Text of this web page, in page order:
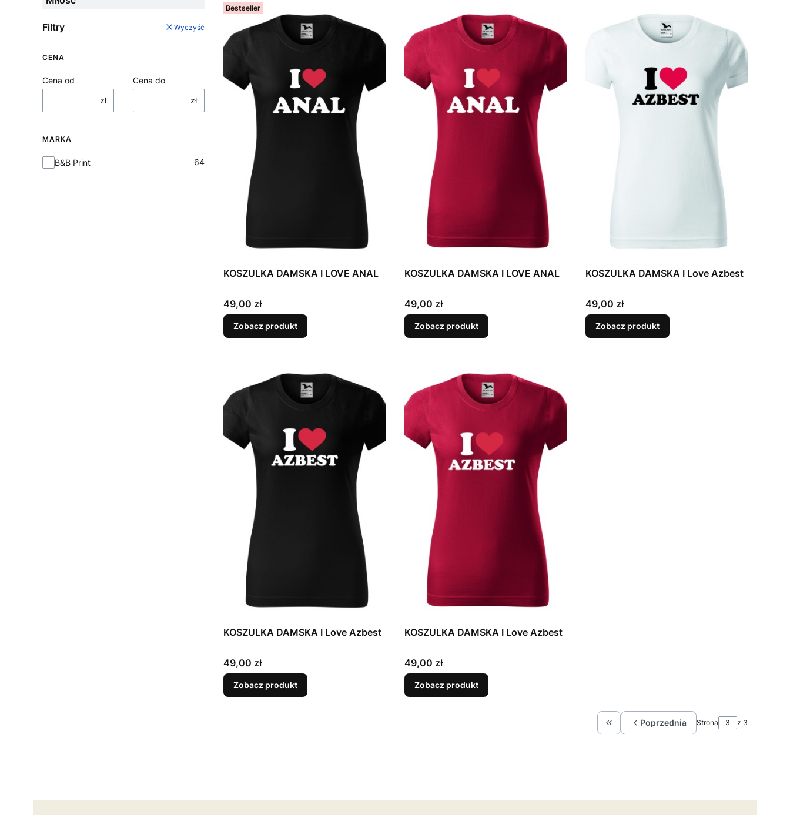
Filtry Wyczyść
CENA
Cena od
zł
Cena do
zł
MARKA
Marka
B&B Print 64
Bestseller
KOSZULKA DAMSKA I LOVE ANAL
Cena
49,00 zł
Zobacz produkt
KOSZULKA DAMSKA I LOVE ANAL
Cena
49,00 zł
Zobacz produkt
KOSZULKA DAMSKA I Love Azbest
Cena
49,00 zł
Zobacz produkt
KOSZULKA DAMSKA I Love Azbest
Cena
49,00 zł
Zobacz produkt
KOSZULKA DAMSKA I Love Azbest
Cena
49,00 zł
Zobacz produkt
Wróć do pierwszej strony z produktami
Poprzednia Strona z 3